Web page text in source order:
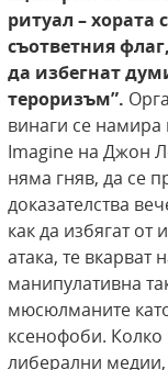
ритуал –
съответния
да избегнат
тероризъм”.
винаги се намира
Imagine на Джон
няма гняв, да се
доказателства
как да избягат от
атака, те вкарват
манипулативна
мюсюлманите
ксенофоби. Колко
либерални медии,